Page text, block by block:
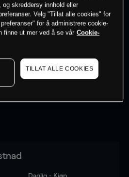
om konto
to see latest market data
skreddersy innhold eller
Velg "Tillat alle cookies" for
for å administrere cookie-
finne ut mer ved å se vår Cookie-
TILLAT ALLE COOKIES